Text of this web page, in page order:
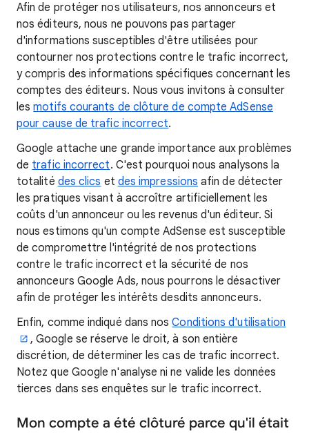
Afin de protéger nos utilisateurs, nos annonceurs et
nos éditeurs, nous ne pouvons pas partager
d'informations susceptibles d'être utilisées pour
contourner nos protections contre le trafic incorrect,
y compris des informations spécifiques concernant les
comptes des éditeurs. Nous vous invitons à consulter
lesmotifs courants de clôture de compte AdSense
pour cause de trafic incorrect.
Google attache une grande importance aux problèmes
de trafic incorrect. C'est pourquoi nous analysons la
totalité des clics et des impressions afin de détecter
les pratiques visant à accroître artificiellement les
coûts d'un annonceur ou les revenus d'un éditeur. Si
nous estimons qu'un compte AdSense est susceptible
de compromettre l'intégrité de nos protections
contre le trafic incorrect et la sécurité de nos
annonceurs Google Ads, nous pourrons le désactiver
afin de protéger les intérêts desdits annonceurs.
Enfin, comme indiqué dans nosConditions d'utilisation
, Google se réserve le droit, à son entière
discrétion, de déterminer les cas de trafic incorrect.
Notez que Google n'analyse ni ne valide les données
tierces dans ses enquêtes sur le trafic incorrect.
Mon compte a été clôturé parce qu'il était